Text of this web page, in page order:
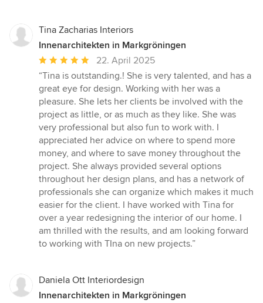
Tina Zacharias Interiors
Innenarchitekten in Markgröningen
Durchschnittliche
Bewertung:
5
von
5
Sternen
22. April 2025
“Tina is outstanding.! She is very talented, and has a
great eye for design. Working with her was a
pleasure. She lets her clients be involved with the
project as little, or as much as they like. She was
very professional but also fun to work with. I
appreciated her advice on where to spend more
money, and where to save money throughout the
project. She always provided several options
throughout her design plans, and has a network of
professionals she can organize which makes it much
easier for the client. I have worked with Tina for
over a year redesigning the interior of our home. I
am thrilled with the results, and am looking forward
to working with TIna on new projects.”
Daniela Ott Interiordesign
Innenarchitekten in Markgröningen